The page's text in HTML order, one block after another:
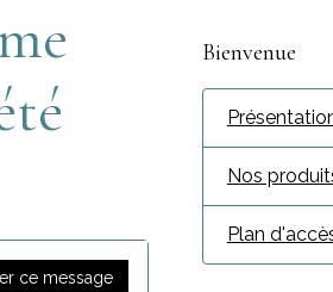
ce message
Bienvenue
Nos
Plan